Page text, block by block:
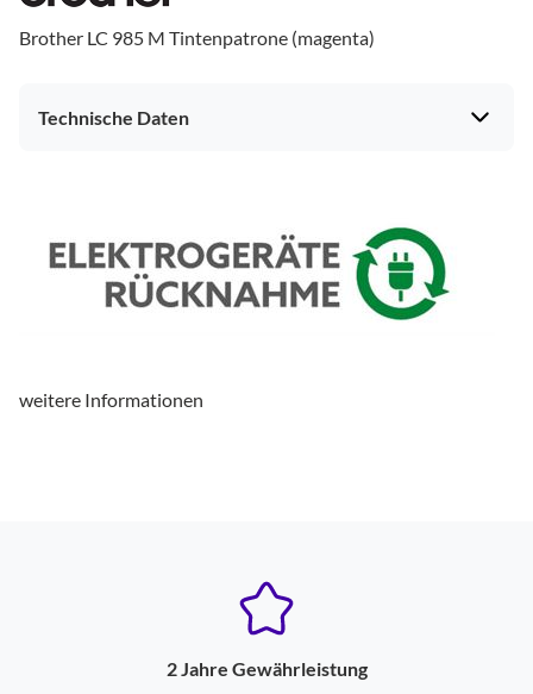
Brother LC 985 M Tintenpatrone (magenta)
Technische Daten
weitere Informationen
2 Jahre Gewährleistung